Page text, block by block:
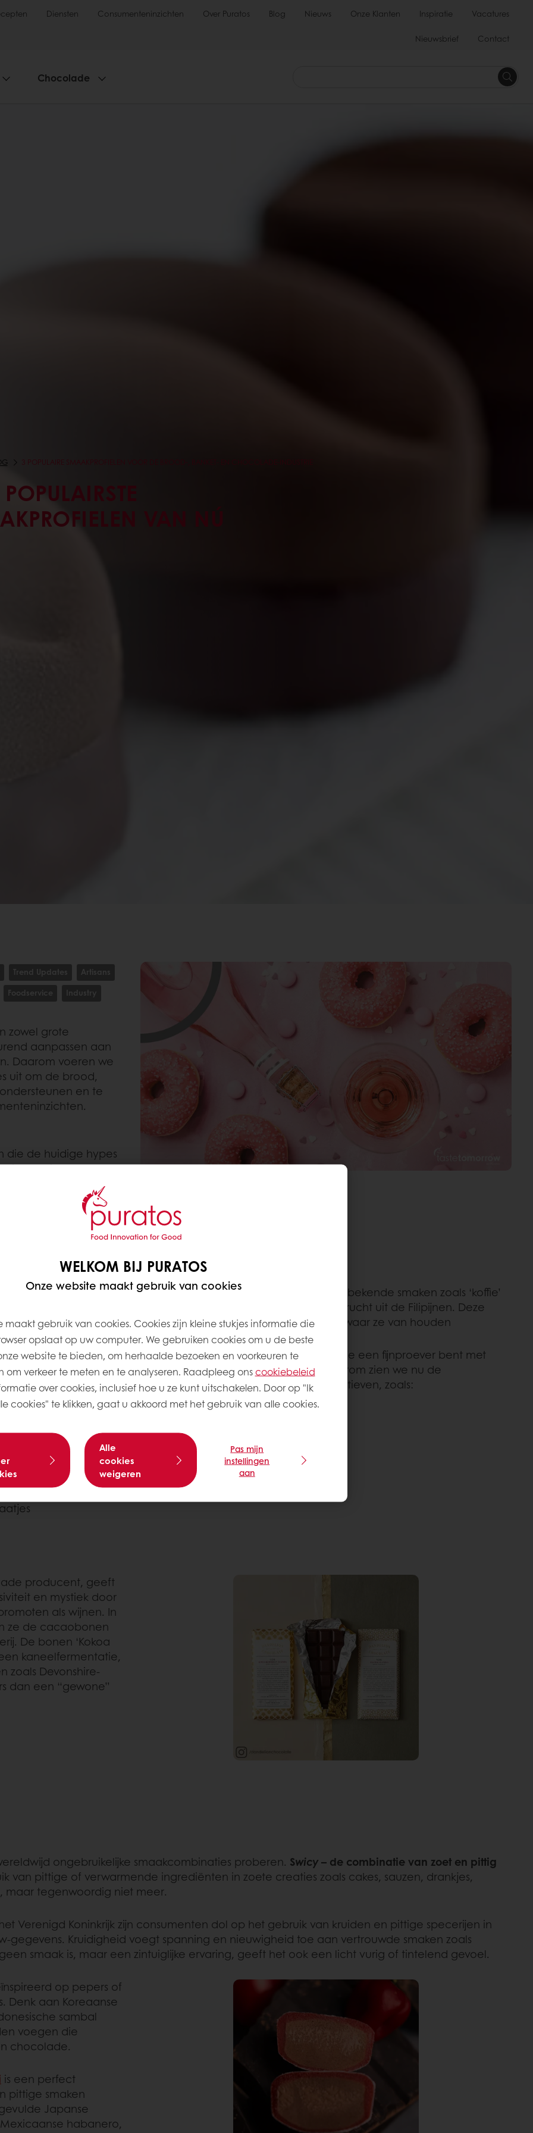
Diensten Consumenteninzichten Over Puratos Blog Nieuws Onze Klanten Inspiratie Vacatures
Nieuwsbrief Contact
Chocolade
3 POPULAIRE SMAAKPROFIELEN VOOR DE BROOD-, BANKET- EN CHOCOLADE-INDUSTRIE
VAN NÚ
Trend Updates
Artisans
Foodservice
Industry
zowel grote
aanpassen aan
Daarom voeren we
uit om de brood,
en te
die de huidige hypes
innovatie aan te
smaakervaringen. We zien een verschuiving waarbij bekende smaken zoals ‘koffie’
opties zoals ‘Espresso Arabica’ of ‘calamansi’, een citrusvrucht uit de Filipijnen. Deze
unieke smaken met vertrouwde opties die mensen kennen en waar ze van houden
smaken kan voortkomen uit de wens om te laten zien dat je een fijnproever bent met
een yuzu-koekje te eten dan een traditioneel citroenkoekje. Daarom zien we nu de
vervangen door vergelijkbare, maar meer high-end alternatieven, zoals:
ham & emmentaler
producent, geeft
en mystiek door
als wijnen. In
ze de cacaobonen
De bonen ‘Kokoa
kaneelfermentatie,
zoals Devonshire-
dan een “gewone”
ongebruikelijke smaakcombinaties proberen. Swicy– de combinatie van zoet en pittig
van pittige of verwarmende ingrediënten in zoete creaties zoals cakes, sauzen, drankjes,
tegenwoordig niet meer.
Verenigd Koninkrijk zijn consumenten dol op het gebruik van kruiden en pittige specerijen in
gegevens. Kruidigheid voegt spanning en nieuwigheid toe aan vertrouwde smaken zoals
smaak is, maar een zintuiglijke ervaring, geeft het ook een licht vurig of tintelend gevoel.
op pepers of
Denk aan Koreaanse
sambal
voegen die
chocolade.
is een perfect
pittige smaken
Japanse
habanero,
WELKOM BIJ PURATOS
Onze website maakt gebruik van cookies
maakt gebruik van cookies. Cookies zijn kleine stukjes informatie die
opslaat op uw computer. We gebruiken cookies om u de beste
website te bieden, om herhaalde bezoeken en voorkeuren te
om verkeer te meten en te analyseren. Raadpleeg onscookiebeleid
over cookies, inclusief hoe u ze kunt uitschakelen. Door op "Ik
cookies" te klikken, gaat u akkoord met het gebruik van alle cookies.
Alle
cookies
weigeren
Pas mijn
instellingen
aan